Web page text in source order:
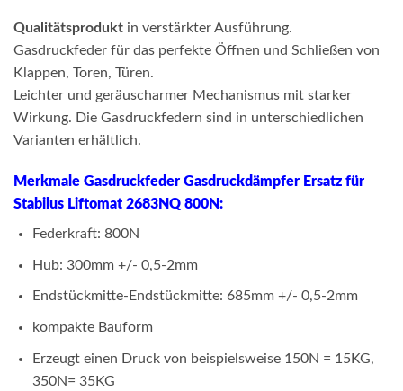
Qualitätsprodukt in verstärkter Ausführung.
Gasdruckfeder für das perfekte Öffnen und Schließen von
Klappen, Toren, Türen.
Leichter und geräuscharmer Mechanismus mit starker
Wirkung. Die Gasdruckfedern sind in unterschiedlichen
Varianten erhältlich.
Merkmale Gasdruckfeder Gasdruckdämpfer Ersatz für
Stabilus Liftomat 2683NQ 800N:
Federkraft: 800N
Hub: 300mm +/- 0,5-2mm
Endstückmitte-Endstückmitte: 685mm +/- 0,5-2mm
kompakte Bauform
Erzeugt einen Druck von beispielsweise 150N = 15KG,
350N= 35KG